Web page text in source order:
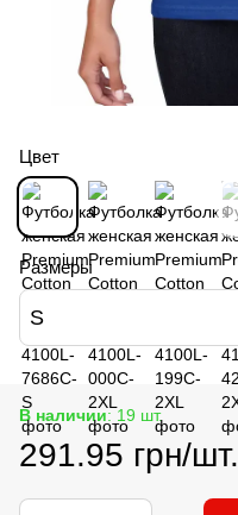
Цвет
Размеры
S
В наличии: 19 шт.
291.95 грн/шт.